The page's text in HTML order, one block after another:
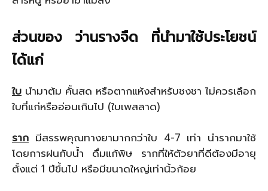
ส่วนของ ว่านรางจืด ที่นำมาใช้ประโยชน์
ได้แก่
ใบ นำมาต้ม คั้นสด หรือตากแห้งสำหรับชงชา ไม่ควรเลือก
ใบที่แก่หรืออ่อนเกินไป (ใบเพสลาด)
ราก มีสรรพคุณทางยามากกว่าใบ 4-7 เท่า นำรากมาใช้
โดยการฝนกับน้ำ ดื่มแก้พิษ รากที่ให้ตัวยาที่ดีต้องมีอายุ
ตั้งแต่ 1 ปีขึ้นไป หรือมีขนาดใหญ่เท่านิ้วก้อย